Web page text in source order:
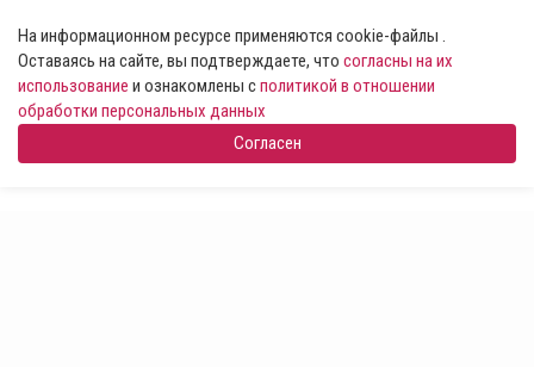
На информационном ресурсе применяются cookie-файлы .
Оставаясь на сайте, вы подтверждаете, что согласны на их
использование и ознакомлены сполитикой в отношении
обработки персональных данных
Согласен